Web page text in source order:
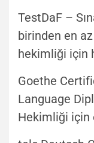
TestDaF –
birinden en
hekimliği için
Goethe
Language
Hekimliği için